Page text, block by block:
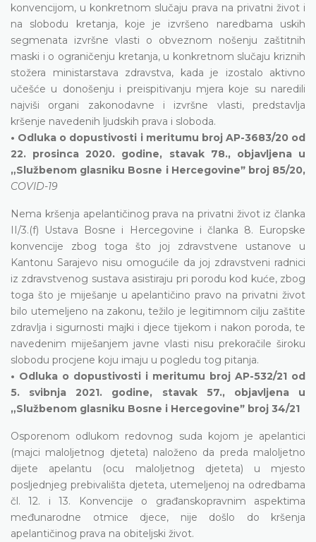
konvencijom, u konkretnom slučaju prava na privatni život i
na slobodu kretanja, koje je izvršeno naredbama uskih
segmenata izvršne vlasti o obveznom nošenju zaštitnih
maski i o ograničenju kretanja, u konkretnom slučaju kriznih
stožera ministarstava zdravstva, kada je izostalo aktivno
učešće u donošenju i preispitivanju mjera koje su naredili
najviši organi zakonodavne i izvršne vlasti, predstavlja
kršenje navedenih ljudskih prava i sloboda.
• Odluka o dopustivosti i meritumu broj AP-3683/20 od
22. prosinca 2020. godine, stavak 78., objavljena u
„Službenom glasniku Bosne i Hercegovineˮ broj 85/20,
COVID-19
Nema kršenja apelantičinog prava na privatni život iz članka
II/3.(f) Ustava Bosne i Hercegovine i članka 8. Europske
konvencije zbog toga što joj zdravstvene ustanove u
Kantonu Sarajevo nisu omogućile da joj zdravstveni radnici
iz zdravstvenog sustava asistiraju pri porodu kod kuće, zbog
toga što je miješanje u apelantičino pravo na privatni život
bilo utemeljeno na zakonu, težilo je legitimnom cilju zaštite
zdravlja i sigurnosti majki i djece tijekom i nakon poroda, te
navedenim miješanjem javne vlasti nisu prekoračile široku
slobodu procjene koju imaju u pogledu tog pitanja.
• Odluka o dopustivosti i meritumu broj AP-532/21 od
5. svibnja 2021. godine, stavak 57., objavljena u
„Službenom glasniku Bosne i Hercegovineˮ broj 34/21
Osporenom odlukom redovnog suda kojom je apelantici
(majci maloljetnog djeteta) naloženo da preda maloljetno
dijete apelantu (ocu maloljetnog djeteta) u mjesto
posljednjeg prebivališta djeteta, utemeljenoj na odredbama
čl. 12. i 13. Konvencije o građanskopravnim aspektima
međunarodne otmice djece, nije došlo do kršenja
apelantičinog prava na obiteljski život.